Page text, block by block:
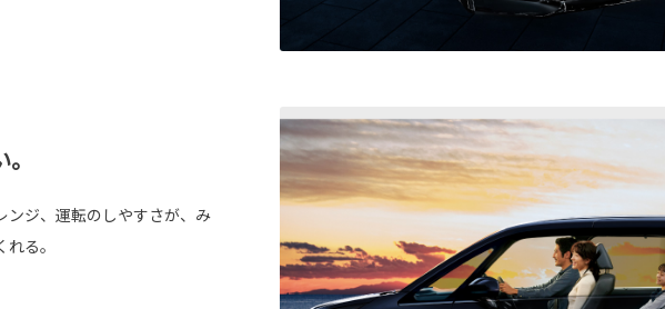
ンジ、運転のしやすさが、み
る。